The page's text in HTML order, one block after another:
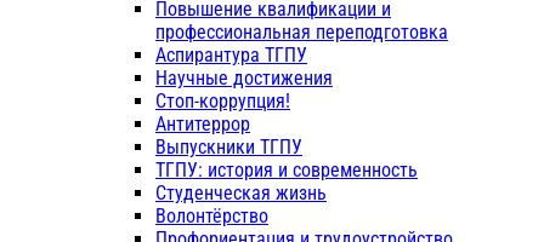
Повышение квалификации и
профессиональная переподготовка
Аспирантура ТГПУ
Научные достижения
Стоп-коррупция!
Антитеррор
Выпускники ТГПУ
ТГПУ: история и современность
Студенческая жизнь
Волонтёрство